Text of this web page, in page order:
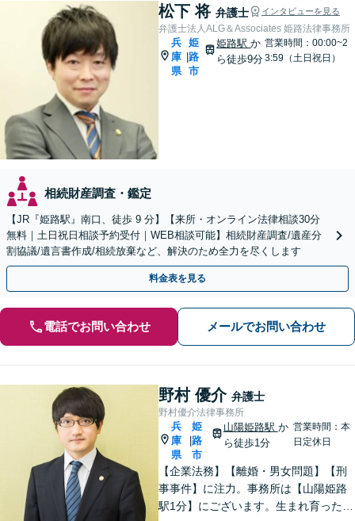
松下 将 弁護士 インタビューを見る
弁護士法人ALG＆Associates 姫路法律事務所
兵
庫
県
姫
路
市
姫路駅か
ら徒歩9分
営業時間：00:00~2
3:59（土日祝日）
相続財産調査・鑑定
【JR『姫路駅』南口、徒歩 9 分】【来所・オンライン法律相談30分
無料｜土日祝日相談予約受付｜WEB相談可能】相続財産調査/遺産分
割協議/遺言書作成/相続放棄など、解決のため全力を尽くします
料金表を見る
電話でお問い合わせ メールでお問い合わせ
野村 優介 弁護士
野村優介法律事務所
兵
庫
県
姫
路
市
山陽姫路駅 か
ら徒歩1分
営業時間：本
日定休日
【企業法務】【離婚・男女問題】【刑
事事件】に注力。事務所は【山陽姫路
駅1分】にございます。生まれ育った故